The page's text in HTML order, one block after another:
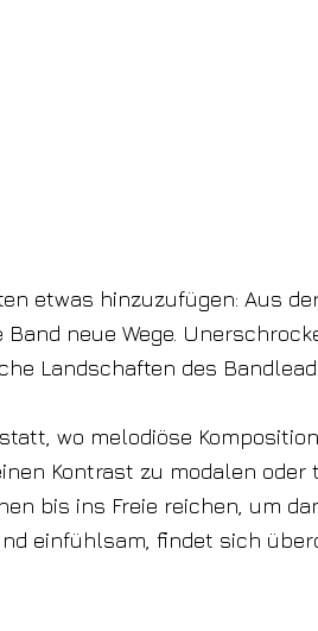
etwas hinzuzufügen: Aus
neue Wege.
Landschaften des
wo melodiöse
Kontrast zu modalen oder
bis ins Freie reichen, um
einfühlsam, findet sich